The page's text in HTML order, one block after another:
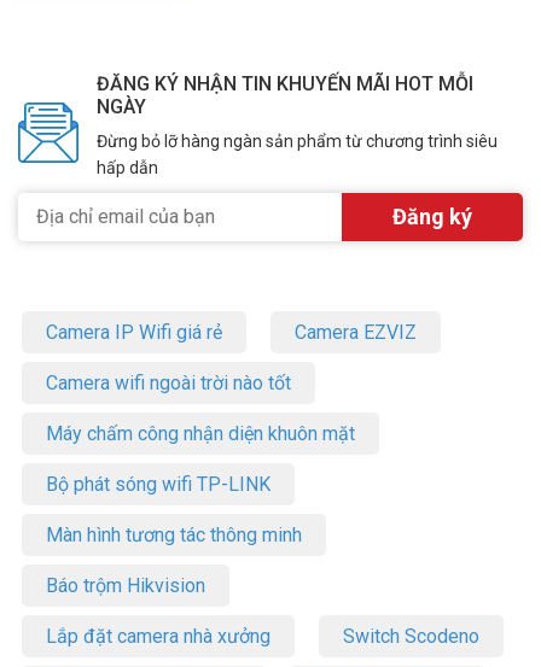
ĐĂNG KÝ NHẬN TIN KHUYẾN MÃI HOT MỖI
NGÀY
Đừng bỏ lỡ hàng ngàn sản phẩm từ chương trình siêu
hấp dẫn
Camera IP Wifi giá rẻ Camera EZVIZ
Camera wifi ngoài trời nào tốt
Máy chấm công nhận diện khuôn mặt
Bộ phát sóng wifi TP-LINK
Màn hình tương tác thông minh
Báo trộm Hikvision
Lắp đặt camera nhà xưởng Switch Scodeno